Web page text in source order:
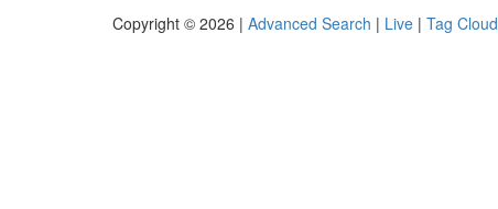
Copyright © 2026 | Advanced Search | Live | Tag Cloud